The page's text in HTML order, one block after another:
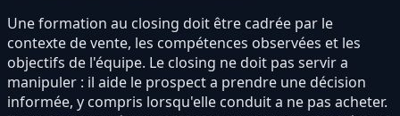
Une formation au closing doit être cadrée par le
contexte de vente, les compétences observées et les
objectifs de l'équipe. Le closing ne doit pas servir a
manipuler : il aide le prospect a prendre une décision
informée, y compris lorsqu'elle conduit a ne pas acheter.